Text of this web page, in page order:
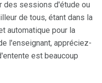
des sessions d'étude ou
de tous, étant dans la
automatique pour la
l'enseignant, appréciez-
est beaucoup